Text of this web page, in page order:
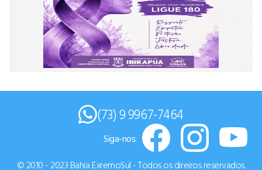
(73) 9 9967-7464
© 2010 - 2023 Bahia ExremoSul - Todos os direiros reservados.
Siga-nos: